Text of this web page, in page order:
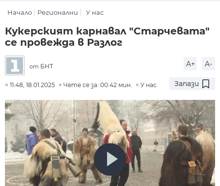
Начало Регионални У нас
Кукерският карнавал "Старчевата"
се провежда в Разлог
от БНТ A+ A-
11:48, 18.01.2025 Чете се за: 00:42 мин. У нас Запази